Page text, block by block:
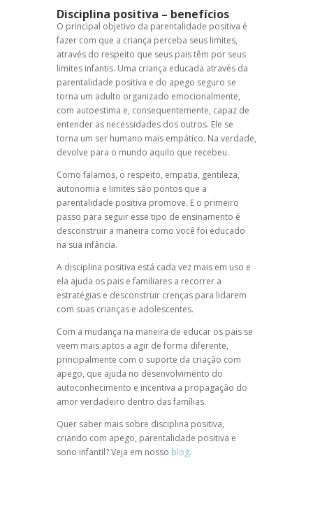
Disciplina positiva – benefícios
O principal objetivo da parentalidade positiva é
fazer com que a criança perceba seus limites,
através do respeito que seus pais têm por seus
limites infantis. Uma criança educada através da
parentalidade positiva e do apego seguro se
torna um adulto organizado emocionalmente,
com autoestima e, consequentemente, capaz de
entender as necessidades dos outros. Ele se
torna um ser humano mais empático. Na verdade,
devolve para o mundo aquilo que recebeu.
Como falamos, o respeito, empatia, gentileza,
autonomia e limites são pontos que a
parentalidade positiva promove. E o primeiro
passo para seguir esse tipo de ensinamento é
desconstruir a maneira como você foi educado
na sua infância.
A disciplina positiva está cada vez mais em uso e
ela ajuda os pais e familiares a recorrer a
estratégias e desconstruir crenças para lidarem
com suas crianças e adolescentes.
Com a mudança na maneira de educar os pais se
veem mais aptos a agir de forma diferente,
principalmente com o suporte da criação com
apego, que ajuda no desenvolvimento do
autoconhecimento e incentiva a propagação do
amor verdadeiro dentro das famílias.
Quer saber mais sobre disciplina positiva,
criando com apego, parentalidade positiva e
sono infantil? Veja em nosso blog.